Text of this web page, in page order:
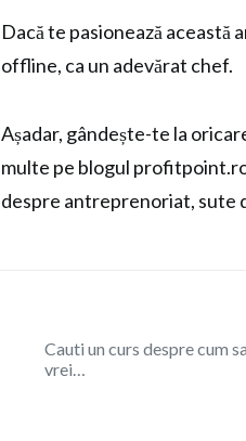
Dacă te pasionează această
offline, ca un adevărat chef.
Așadar, gândește-te la
multe pe blogul
despre antreprenoriat, sute
Cauti un curs despre cum
vrei…